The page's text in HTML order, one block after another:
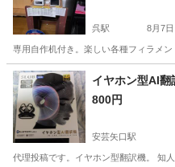
呉駅 8月7日
専用自作机付き。楽しい各種フィラメ
広島 呉市 呉駅 家電
イヤホン型AI
800円
安芸矢口駅
代理投稿です。イヤホン型翻訳機。 知